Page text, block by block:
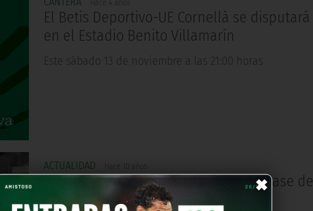
×
Hace 4 años
El Betis Deportivo-UE Cornellà se disputará
en el Estadio Benito Villamarín
Este sábado 13 de noviembre a las 21:00 horas
ACTUALIDAD
Poyet: "Tenemos que ir creciendo a base de
solucionar problemas"